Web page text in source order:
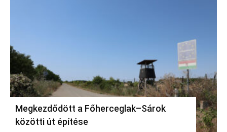
Megkezdődött a Főherceglak–Sárok
közötti út építése